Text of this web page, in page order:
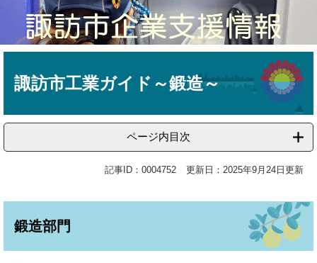
諏訪市工業ガイド～鍛造～
ページ内目次
記事ID：0004752 更新日：2025年9月24日更新
鍛造部門